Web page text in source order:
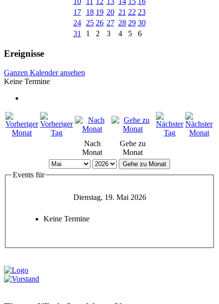
17
18 19 20 21 22 23
24
25 26 27 28 29 30
31
1 2 3 4 5 6
Ereignisse
Ganzen Kalender ansehen
Keine Termine
Nach
Monat
Gehe zu
Monat
Gehe zu Monat
Events für
Dienstag, 19. Mai 2026
Keine Termine